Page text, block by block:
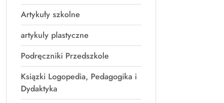
Artykuły szkolne
artykuly plastyczne
Podręczniki Przedszkole
Ksiązki Logopedia, Pedagogika i
Dydaktyka